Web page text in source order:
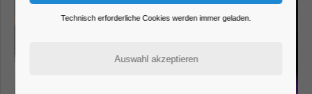
Technisch erforderliche Cookies werden immer geladen.